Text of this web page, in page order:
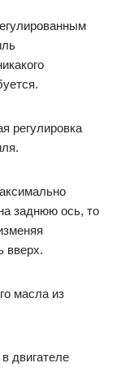
регулировка
заднюю ось, то
вверх.
масла из
двигателе